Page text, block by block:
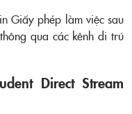
Giấy phép làm việc sau
qua các kênh di trú
Direct Stream